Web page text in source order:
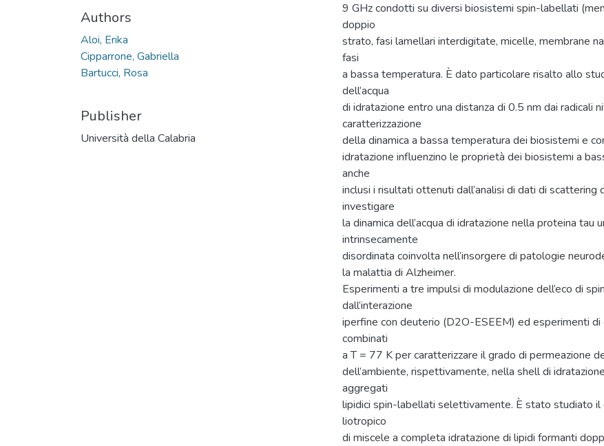
Authors
Aloi, Erika
Cipparrone, Gabriella
Bartucci, Rosa
Publisher
Università della Calabria
9 GHz condotti su diversi biosistemi spin-labellati
doppio
strato, fasi lamellari interdigitate, micelle, membrane
fasi
a bassa temperatura. È dato particolare risalto allo
dell’acqua
di idratazione entro una distanza di 0.5 nm dai radicali
caratterizzazione
della dinamica a bassa temperatura dei biosistemi e
idratazione influenzino le proprietà dei biosistemi a
anche
inclusi i risultati ottenuti dall’analisi di dati di scattering
investigare
la dinamica dell’acqua di idratazione nella proteina tau
intrinsecamente
disordinata coinvolta nell’insorgere di patologie
la malattia di Alzheimer.
Esperimenti a tre impulsi di modulazione dell’eco di
dall’interazione
iperfine con deuterio (D2O-ESEEM) ed esperimenti
combinati
a T = 77 K per caratterizzare il grado di permeazione
dell’ambiente, rispettivamente, nella shell di
aggregati
lipidici spin-labellati selettivamente. È stato studiato
liotropico
di miscele a completa idratazione di lipidi formanti